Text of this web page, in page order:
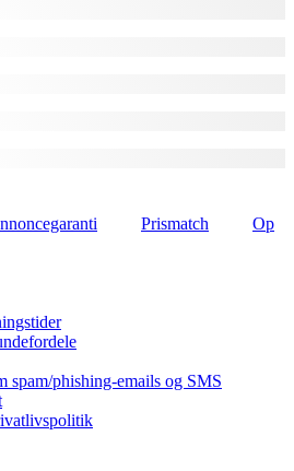
Prismatch
Op
spam/phishing-emails og SMS